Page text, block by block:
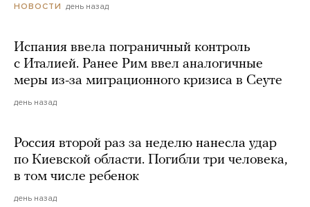
НОВОСТИ день назад
Испания ввела пограничный контроль
с Италией. Ранее Рим ввел аналогичные
меры из-за миграционного кризиса в Сеуте
день назад
Россия второй раз за неделю нанесла удар
по Киевской области. Погибли три человека,
в том числе ребенок
день назад